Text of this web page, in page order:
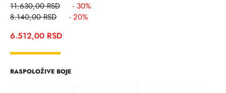
11.630,00RSD
- 30%
8.140,00RSD - 20%
6.512,00 RSD
RASPOLOŽIVE BOJE